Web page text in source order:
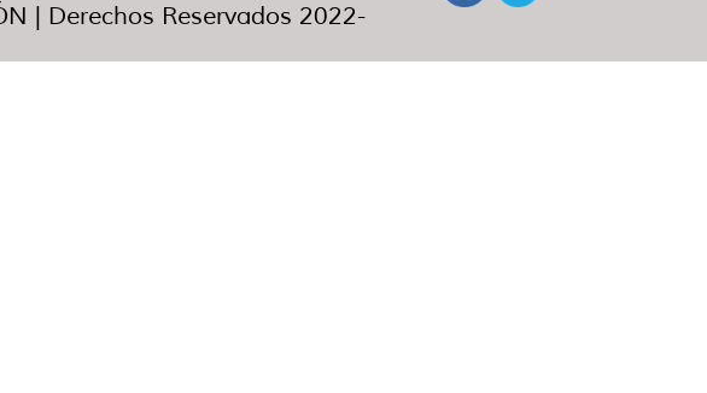
| Derechos Reservados 2022-